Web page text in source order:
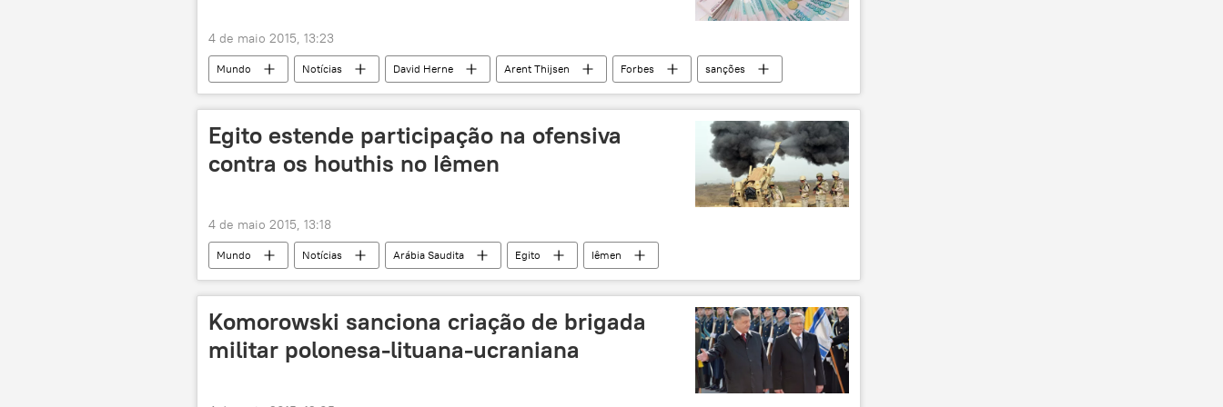
4 de maio 2015, 13:23
Mundo Notícias David Herne Arent Thijsen Forbes
sanções
Rússia
Economia
Egito estende participação na ofensiva
contra os houthis no Iêmen
4 de maio 2015, 13:18
Mundo Notícias Arábia Saudita Egito
Iêmen
Abdel Fattah al-Sisi
Abd Rabbuh Mansur Hadi houthis EUA
Komorowski sanciona criação de brigada
militar polonesa-lituana-ucraniana